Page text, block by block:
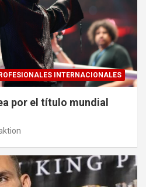
INTERNACIONALES
por el título mundial